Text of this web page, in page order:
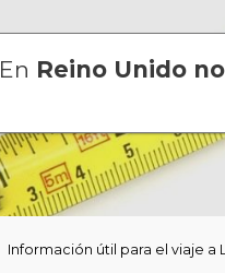
En Reino Unido
Información útil para el viaje a